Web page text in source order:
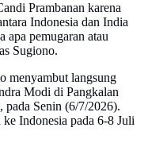
Prambanan karena
Indonesia dan India
apa pemugaran atau
Sugiono.
menyambut langsung
Modi di Pangkalan
Senin (6/7/2026).
Indonesia pada 6-8 Juli